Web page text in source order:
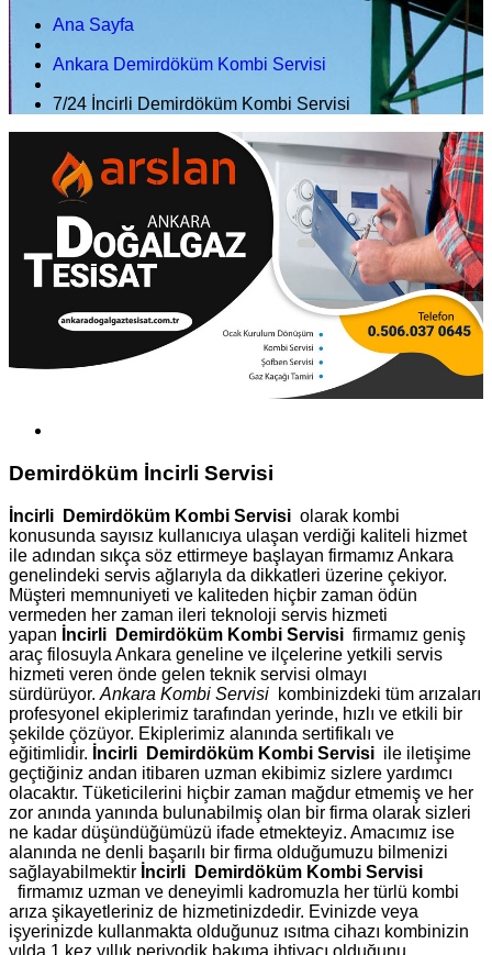
Ana Sayfa
Ankara Demirdöküm Kombi Servisi
7/24 İncirli Demirdöküm Kombi Servisi
Demirdöküm İncirli Servisi
İncirli Demirdöküm Kombi Servisi olarak kombi
konusunda sayısız kullanıcıya ulaşan verdiği kaliteli hizmet
ile adından sıkça söz ettirmeye başlayan firmamız Ankara
genelindeki servis ağlarıyla da dikkatleri üzerine çekiyor.
Müşteri memnuniyeti ve kaliteden hiçbir zaman ödün
vermeden her zaman ileri teknoloji servis hizmeti
yapan İncirli Demirdöküm Kombi Servisi firmamız geniş
araç filosuyla Ankara geneline ve ilçelerine yetkili servis
hizmeti veren önde gelen teknik servisi olmayı
sürdürüyor. Ankara Kombi Servisi kombinizdeki tüm arızaları
profesyonel ekiplerimiz tarafından yerinde, hızlı ve etkili bir
şekilde çözüyor. Ekiplerimiz alanında sertifikalı ve
eğitimlidir. İncirli Demirdöküm Kombi Servisi ile iletişime
geçtiğiniz andan itibaren uzman ekibimiz sizlere yardımcı
olacaktır. Tüketicilerini hiçbir zaman mağdur etmemiş ve her
zor anında yanında bulunabilmiş olan bir firma olarak sizleri
ne kadar düşündüğümüzü ifade etmekteyiz. Amacımız ise
alanında ne denli başarılı bir firma olduğumuzu bilmenizi
sağlayabilmektir İncirli Demirdöküm Kombi Servisi
firmamız uzman ve deneyimli kadromuzla her türlü kombi
arıza şikayetleriniz de hizmetinizdedir. Evinizde veya
işyerinizde kullanmakta olduğunuz ısıtma cihazı kombinizin
yılda 1 kez yıllık periyodik bakıma ihtiyacı olduğunu